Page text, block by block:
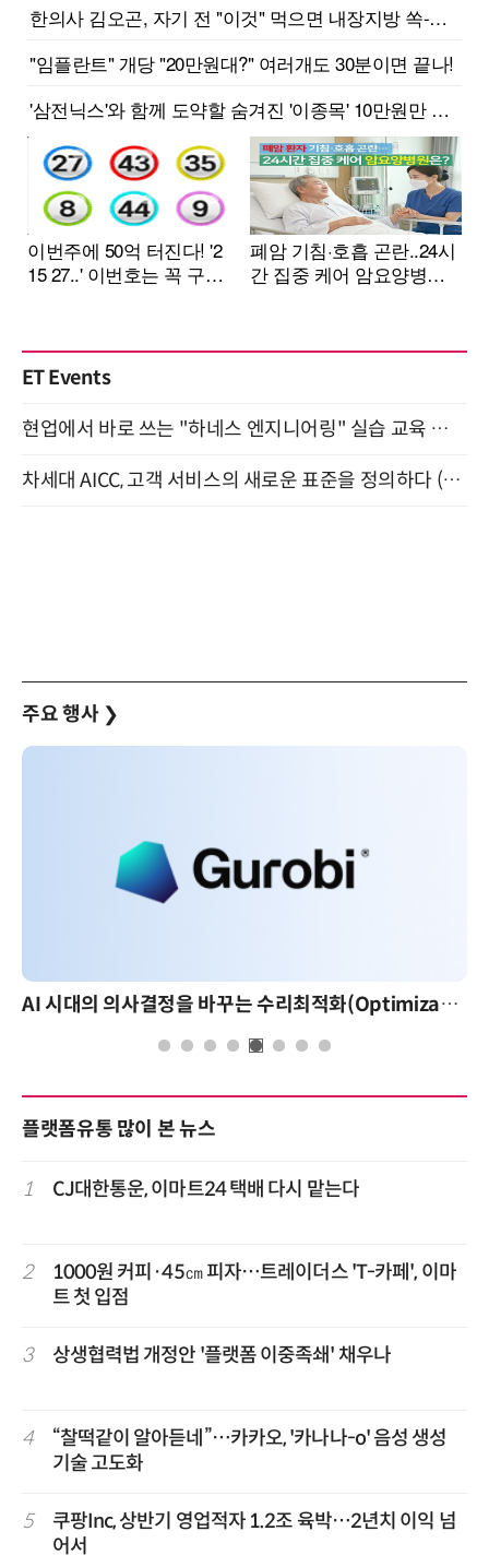
ET Events
현업에서 바로 쓰는 "하네스 엔지니어링" 실습 교육 워크숍 8월 20일 개최
차세대 AICC, 고객 서비스의 새로운 표준을 정의하다 (9/9)
주요 행사 ❯
AI 시대의 의사결정을 바꾸는 수리최적화(Optimization): 실제 산업 적용 사례와 활용 전략
플랫폼유통 많이 본 뉴스
1 CJ대한통운, 이마트24 택배 다시 맡는다
2
1000원 커피·45㎝ 피자…트레이더스 'T-카페', 이마
트 첫 입점
3 상생협력법 개정안 '플랫폼 이중족쇄' 채우나
4
“찰떡같이 알아듣네”…카카오, '카나나-o' 음성 생성
기술 고도화
5
쿠팡Inc, 상반기 영업적자 1.2조 육박…2년치 이익 넘
어서